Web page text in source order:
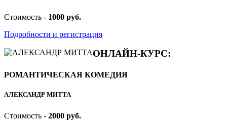
Стоимость - 1000 руб.
Подробности и регистрация
ОНЛАЙН-КУРС:
РОМАНТИЧЕСКАЯ КОМЕДИЯ
АЛЕКСАНДР МИТТА
Стоимость - 2000 руб.